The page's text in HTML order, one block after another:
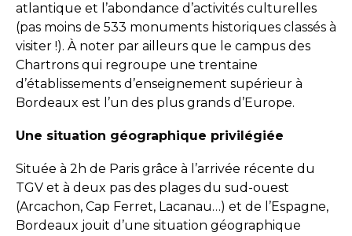
atlantique et l’abondance d’activités culturelles
(pas moins de 533 monuments historiques classés à
visiter !). À noter par ailleurs que le campus des
Chartrons qui regroupe une trentaine
d’établissements d’enseignement supérieur à
Bordeaux est l’un des plus grands d’Europe.
Une situation géographique privilégiée
Située à 2h de Paris grâce à l’arrivée récente du
TGV et à deux pas des plages du sud-ouest
(Arcachon, Cap Ferret, Lacanau…) et de l’Espagne,
Bordeaux jouit d’une situation géographique